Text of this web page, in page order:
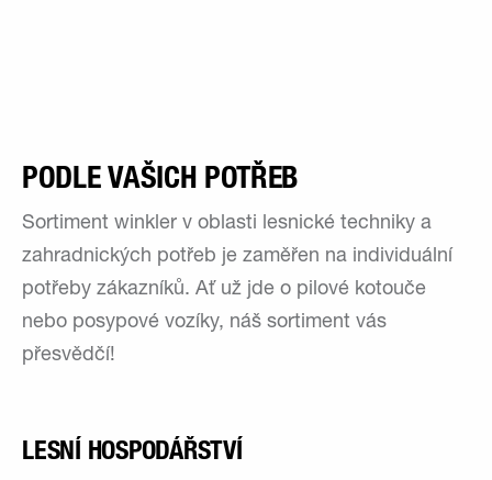
PODLE VAŠICH POTŘEB
Sortiment winkler v oblasti lesnické techniky a
zahradnických potřeb je zaměřen na individuální
potřeby zákazníků. Ať už jde o pilové kotouče
nebo posypové vozíky, náš sortiment vás
přesvědčí!
LESNÍ HOSPODÁŘSTVÍ